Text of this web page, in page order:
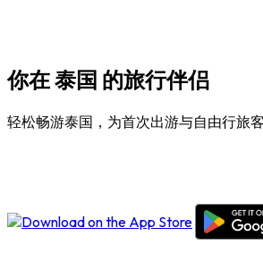
你在泰国 的旅行伴侣
轻松畅游泰国，为首次出游与自由行旅